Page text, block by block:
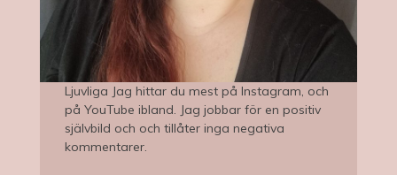
Ljuvliga Jag hittar du mest på Instagram, och
på YouTube ibland. Jag jobbar för en positiv
självbild och och tillåter inga negativa
kommentarer.